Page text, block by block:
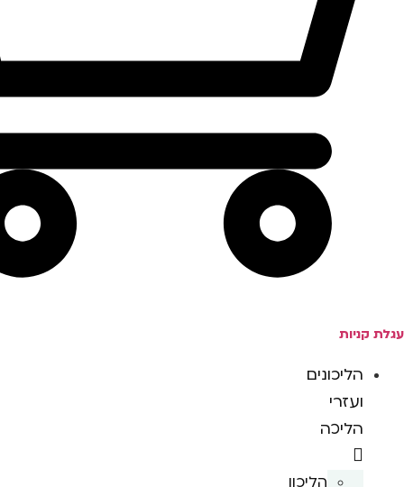
עגלת קניות
הליכונים
ועזרי
הליכה
הליכון